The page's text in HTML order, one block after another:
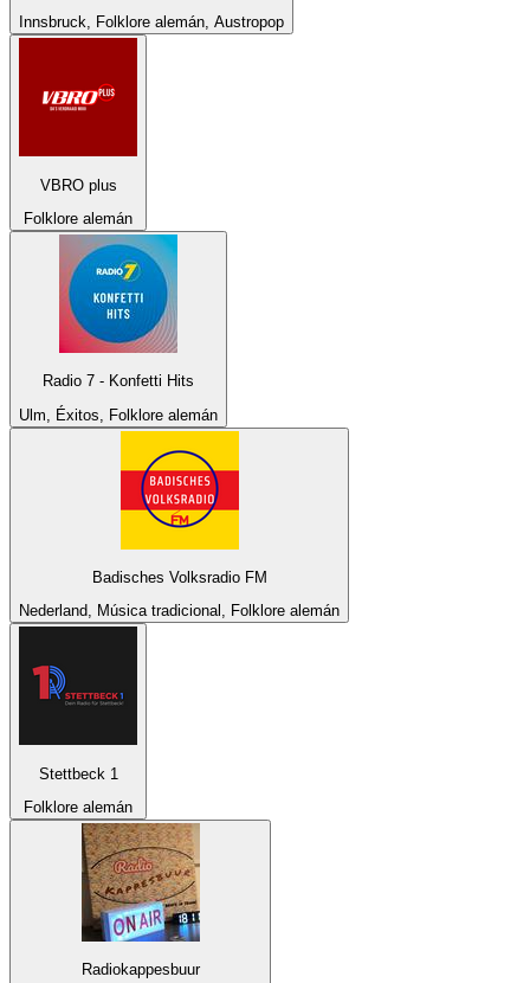
Innsbruck, Folklore alemán, Austropop
VBRO plus
Folklore alemán
Radio 7 - Konfetti Hits
Ulm, Éxitos, Folklore alemán
Badisches Volksradio FM
Nederland, Música tradicional, Folklore alemán
Stettbeck 1
Folklore alemán
Radiokappesbuur